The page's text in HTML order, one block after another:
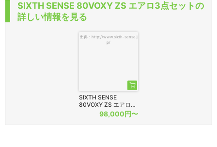
SIXTH SENSE 80VOXY ZS エアロ3点セットの
詳しい情報を見る
出典：http://www.sixth-sense.j
p/
SIXTH SENSE
80VOXY ZS エアロ…
98,000円〜